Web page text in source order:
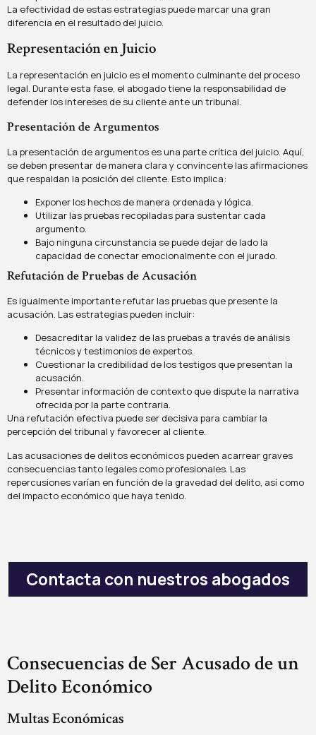
La efectividad de estas estrategias puede marcar una gran
diferencia en el resultado del juicio.
Representación en Juicio
La representación en juicio es el momento culminante del proceso
legal. Durante esta fase, el abogado tiene la responsabilidad de
defender los intereses de su cliente ante un tribunal.
Presentación de Argumentos
La presentación de argumentos es una parte crítica del juicio. Aquí,
se deben presentar de manera clara y convincente las afirmaciones
que respaldan la posición del cliente. Esto implica:
Exponer los hechos de manera ordenada y lógica.
Utilizar las pruebas recopiladas para sustentar cada
argumento.
Bajo ninguna circunstancia se puede dejar de lado la
capacidad de conectar emocionalmente con el jurado.
Refutación de Pruebas de Acusación
Es igualmente importante refutar las pruebas que presente la
acusación. Las estrategias pueden incluir:
Desacreditar la validez de las pruebas a través de análisis
técnicos y testimonios de expertos.
Cuestionar la credibilidad de los testigos que presentan la
acusación.
Presentar información de contexto que dispute la narrativa
ofrecida por la parte contraria.
Una refutación efectiva puede ser decisiva para cambiar la
percepción del tribunal y favorecer al cliente.
Las acusaciones de delitos económicos pueden acarrear graves
consecuencias tanto legales como profesionales. Las
repercusiones varían en función de la gravedad del delito, así como
del impacto económico que haya tenido.
Contacta con nuestros abogados
Consecuencias de Ser Acusado de un
Delito Económico
Multas Económicas